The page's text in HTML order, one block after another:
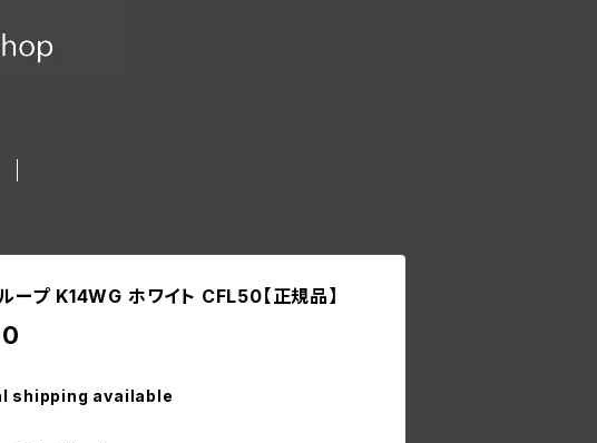
ープ K14WG ホワイト CFL50【正規品】
shipping available